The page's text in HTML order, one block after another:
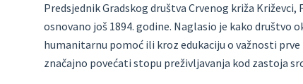
Predsjednik Gradskog društva Crvenog križa
osnovano još 1894. godine. Naglasio je kako
humanitarnu pomoć ili kroz edukaciju o važnosti
značajno povećati stopu preživljavanja kod zastoja